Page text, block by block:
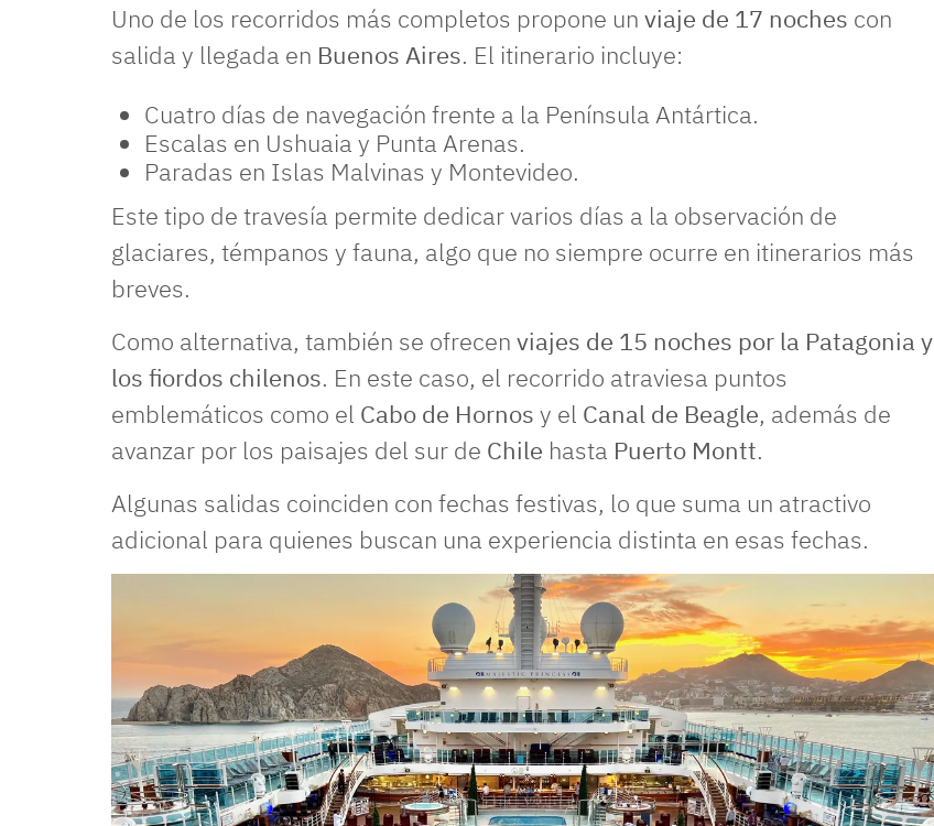
Uno de los recorridos más completos propone un viaje de 17 noches con
salida y llegada en Buenos Aires. El itinerario incluye:
Cuatro días de navegación frente a la Península Antártica.
Escalas en Ushuaia y Punta Arenas.
Paradas en Islas Malvinas y Montevideo.
Este tipo de travesía permite dedicar varios días a la observación de
glaciares, témpanos y fauna, algo que no siempre ocurre en itinerarios más
breves.
Como alternativa, también se ofrecen viajes de 15 noches por la Patagonia y
los fiordos chilenos. En este caso, el recorrido atraviesa puntos
emblemáticos como el Cabo de Hornos y el Canal de Beagle, además de
avanzar por los paisajes del sur de Chile hasta Puerto Montt.
Algunas salidas coinciden con fechas festivas, lo que suma un atractivo
adicional para quienes buscan una experiencia distinta en esas fechas.